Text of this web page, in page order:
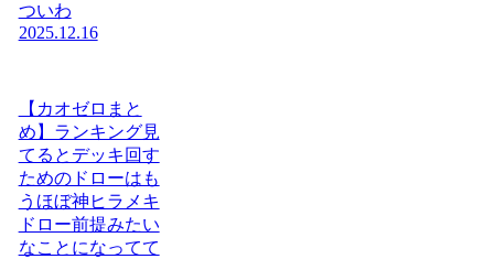
ついわ
2025.12.16
【カオゼロまと
め】ランキング見
てるとデッキ回す
ためのドローはも
うほぼ神ヒラメキ
ドロー前提みたい
なことになってて